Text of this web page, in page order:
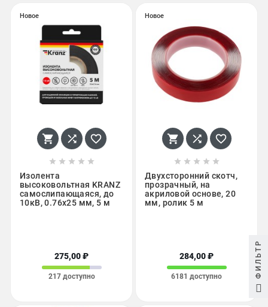
Новое
  
    
Изолента
высоковольтная KRANZ
самослипающаяся, до
10кВ, 0.76х25 мм, 5 м
275,00 ₽
217 доступно
Новое
  
    
Двухсторонний скотч,
прозрачный, на
акриловой основе, 20
мм, ролик 5 м
284,00 ₽
6181 доступно ФИЛЬТР